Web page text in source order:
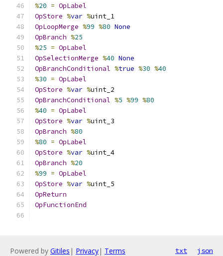
%20 = OpLabel
OpStore %var %uint_1
OpLoopMerge %99 %80 None
OpBranch %25
%25 = OpLabel
OpSelectionMerge %40 None
OpBranchConditional %true %30 %40
%30 = OpLabel
OpStore %var %uint_2
OpBranchConditional %5 %99 %80
%40 = OpLabel
OpStore %var %uint_3
OpBranch %80
%80 = OpLabel
OpStore %var %uint_4
OpBranch %20
%99 = OpLabel
OpStore %var %uint_5
OpReturn
OpFunctionEnd
Powered by Gitiles | Privacy| Terms txt json